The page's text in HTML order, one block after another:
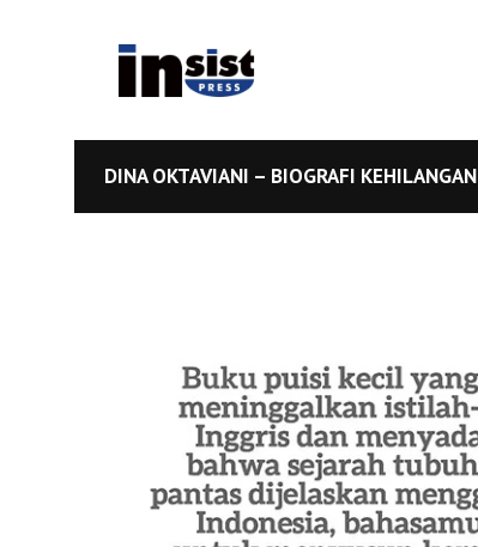
DINA OKTAVIANI – BIOGRAFI KEHILANGAN